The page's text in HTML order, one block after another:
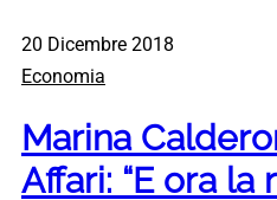
20 Dicembre 2018
Economia
Marina
Affari: “E ora la